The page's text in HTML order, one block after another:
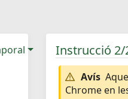
Instrucció 2/
Avís
Chrome en